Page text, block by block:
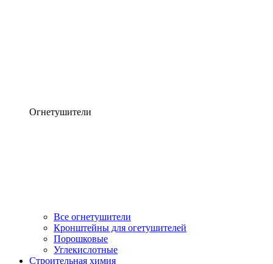
Огнетушители
Все огнетушители
Кронштейны для огетушителей
Порошковые
Углекислотные
Строительная химия